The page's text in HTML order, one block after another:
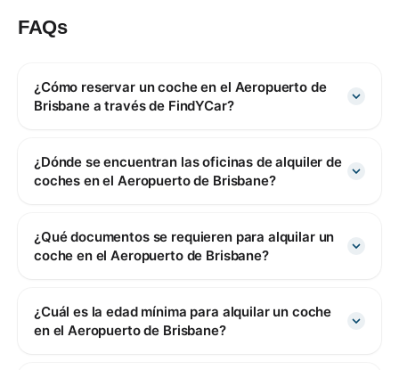
FAQs
¿Cómo reservar un coche en el Aeropuerto de
Brisbane a través de FindYCar?
¿Dónde se encuentran las oficinas de alquiler de
coches en el Aeropuerto de Brisbane?
¿Qué documentos se requieren para alquilar un
coche en el Aeropuerto de Brisbane?
¿Cuál es la edad mínima para alquilar un coche
en el Aeropuerto de Brisbane?